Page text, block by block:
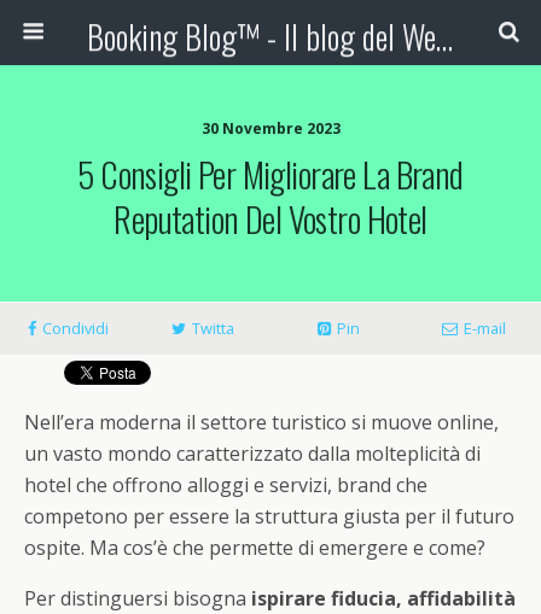
Booking Blog™ - Il blog del Web Marketing Turistico
30 Novembre 2023
5 Consigli Per Migliorare La Brand
Reputation Del Vostro Hotel
Condividi Twitta Pin E-mail
Nell’era moderna il settore turistico si muove online,
un vasto mondo caratterizzato dalla molteplicità di
hotel che offrono alloggi e servizi, brand che
competono per essere la struttura giusta per il futuro
ospite. Ma cos’è che permette di emergere e come?
Per distinguersi bisogna ispirare fiducia, affidabilità